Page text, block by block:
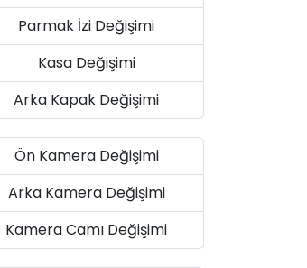
Parmak İzi Değişimi
Kasa Değişimi
Arka Kapak Değişimi
Ön Kamera Değişimi
Arka Kamera Değişimi
Kamera Camı Değişimi